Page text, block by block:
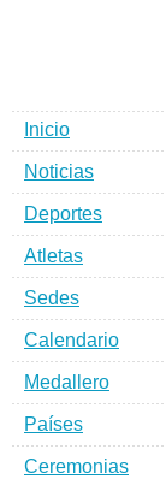
Inicio
Noticias
Deportes
Atletas
Sedes
Calendario
Medallero
Países
Ceremonias